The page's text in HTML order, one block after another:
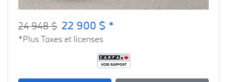
24 948 $ 22 900 $ *
*Plus Taxes et licenses